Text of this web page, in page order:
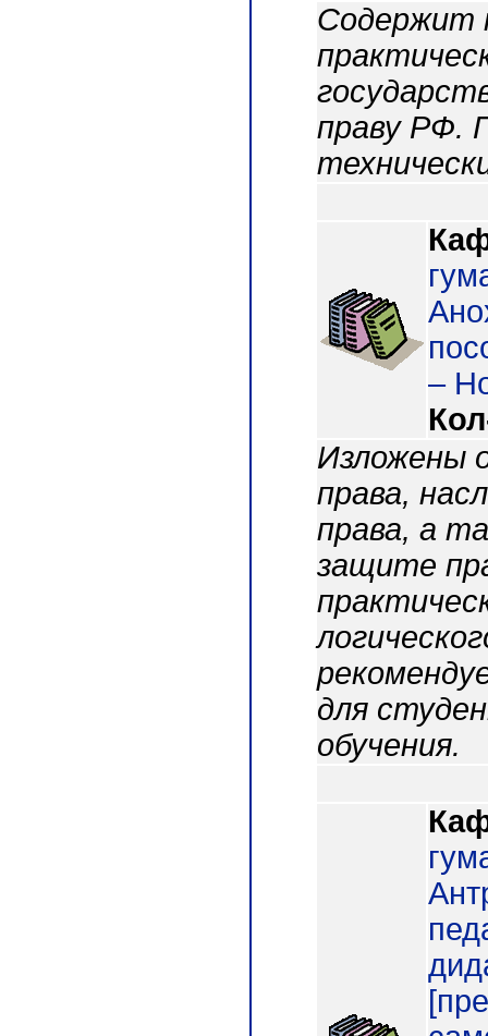
Содержит
праву РФ.
–
Изложены
права,
права, а
защите
для
обучения.